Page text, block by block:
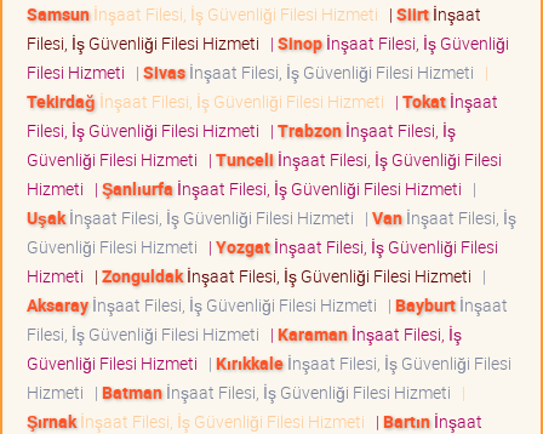
Samsunİnşaat Filesi, İş Güvenliği Filesi Hizmeti | Siirtİnşaat
Filesi, İş Güvenliği Filesi Hizmeti | Sinopİnşaat Filesi, İş Güvenliği
Filesi Hizmeti | Sivasİnşaat Filesi, İş Güvenliği Filesi Hizmeti |
Tekirdağ İnşaat Filesi, İş Güvenliği Filesi Hizmeti | Tokatİnşaat
Filesi, İş Güvenliği Filesi Hizmeti | Trabzonİnşaat Filesi, İş
Güvenliği Filesi Hizmeti | Tunceli İnşaat Filesi, İş Güvenliği Filesi
Hizmeti | Şanlıurfa İnşaat Filesi, İş Güvenliği Filesi Hizmeti |
Uşakİnşaat Filesi, İş Güvenliği Filesi Hizmeti | Vanİnşaat Filesi, İş
Güvenliği Filesi Hizmeti | Yozgatİnşaat Filesi, İş Güvenliği Filesi
Hizmeti | Zonguldakİnşaat Filesi, İş Güvenliği Filesi Hizmeti |
Aksarayİnşaat Filesi, İş Güvenliği Filesi Hizmeti | Bayburtİnşaat
Filesi, İş Güvenliği Filesi Hizmeti | Karamanİnşaat Filesi, İş
Güvenliği Filesi Hizmeti | Kırıkkaleİnşaat Filesi, İş Güvenliği Filesi
Hizmeti | Batmanİnşaat Filesi, İş Güvenliği Filesi Hizmeti |
Şırnakİnşaat Filesi, İş Güvenliği Filesi Hizmeti | Bartınİnşaat